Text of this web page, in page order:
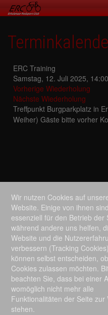
ERC Training
Samstag, 12. Juli 2025, 14:00
Vorherige Wiederholung
Nächste Wiederholung
Treffpunkt Burgparkplatz in
Weiher) Gäste bitte vorher
Wir nutzen Cookies auf
Website. Einige von ihnen sind
essenziell für den Betrieb der
während andere uns helfen,
Website und die
verbessern (Tracking
können selbst entscheiden,
Cookies zulassen möchten.
beachten Sie, dass bei einer
womöglich nicht mehr alle
Funktionalitäten der Seite zur
stehen.